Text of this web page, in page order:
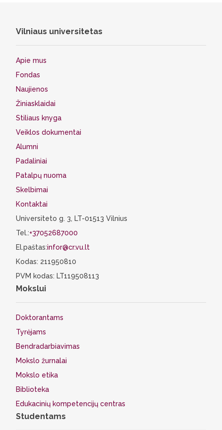
Vilniaus universitetas
Apie mus
Fondas
Naujienos
Žiniasklaidai
Stiliaus knyga
Veiklos dokumentai
Alumni
Padaliniai
Patalpų nuoma
Skelbimai
Kontaktai
Universiteto g. 3, LT-01513 Vilnius
Tel.:+37052687000
El.paštas:infor@cr.vu.lt
Kodas: 211950810
PVM kodas: LT119508113
Mokslui
Doktorantams
Tyrėjams
Bendradarbiavimas
Mokslo žurnalai
Mokslo etika
Biblioteka
Edukacinių kompetencijų centras
Studentams